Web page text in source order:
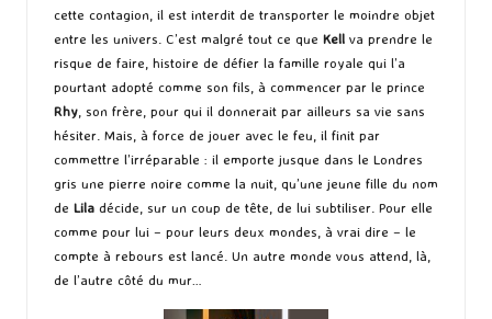
cette contagion, il est interdit de transporter le moindre objet
entre les univers. C’est malgré tout ce que Kell va prendre le
risque de faire, histoire de défier la famille royale qui l’a
pourtant adopté comme son fils, à commencer par le prince
Rhy , son frère, pour qui il donnerait par ailleurs sa vie sans
hésiter. Mais, à force de jouer avec le feu, il finit par
commettre l’irréparable : il emporte jusque dans le Londres
gris une pierre noire comme la nuit, qu’une jeune fille du nom
de Lila décide, sur un coup de tête, de lui subtiliser. Pour elle
comme pour lui – pour leurs deux mondes, à vrai dire – le
compte à rebours est lancé. Un autre monde vous attend, là,
de l’autre côté du mur…